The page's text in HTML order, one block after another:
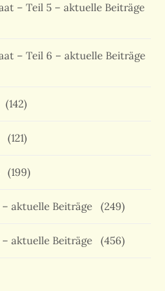
– Teil 5 – aktuelle Beiträge
– Teil 6 – aktuelle Beiträge
(142)
(121)
(199)
aktuelle Beiträge (249)
aktuelle Beiträge (456)